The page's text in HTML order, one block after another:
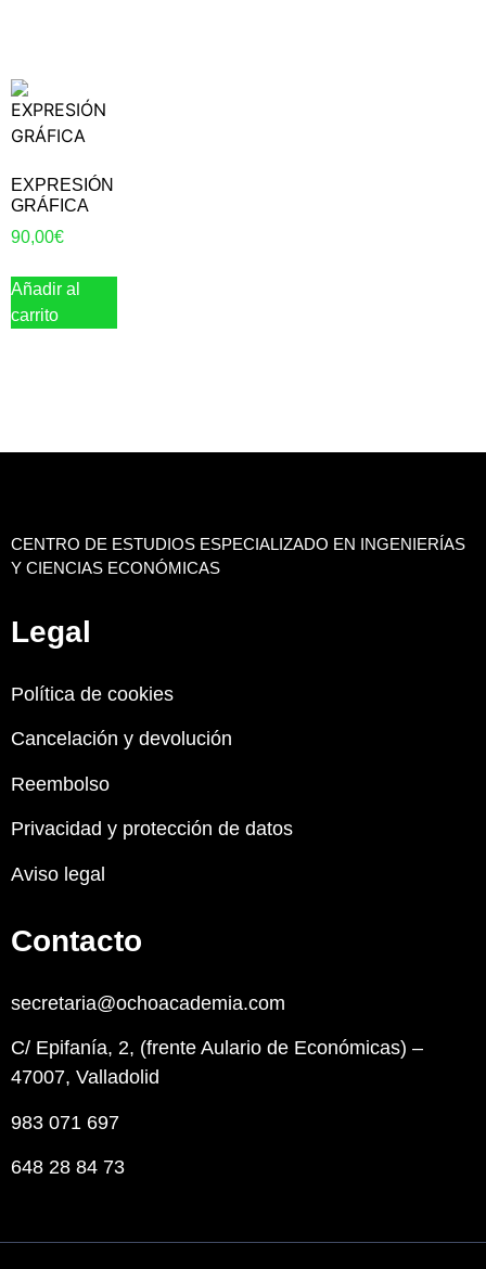
EXPRESIÓN
GRÁFICA
90,00€
Añadir al
carrito
CENTRO DE ESTUDIOS ESPECIALIZADO EN INGENIERÍAS
Y CIENCIAS ECONÓMICAS
Legal
Política de cookies
Cancelación y devolución
Reembolso
Privacidad y protección de datos
Aviso legal
Contacto
secretaria@ochoacademia.com
C/ Epifanía, 2, (frente Aulario de Económicas) –
47007, Valladolid
983 071 697
648 28 84 73